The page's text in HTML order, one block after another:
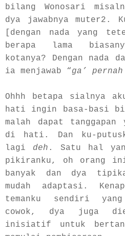
bilang Wonosari
dya jawabnya muter2.
[dengan nada yang
berapa lama
kotanya? Dengan nada
ia menjawab “ga’
Ohhh betapa sialnya
hati ingin basa-basi
malah dapat
di hati. Dan ku-
lagi deh . Satu hal
pikiranku, oh orang ini
banyak dan dya
mudah adaptasi.
temanku sendiri yang
cowok, dya juga
inisiatif untuk